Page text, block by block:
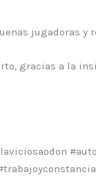
jugadoras y
gracias a la